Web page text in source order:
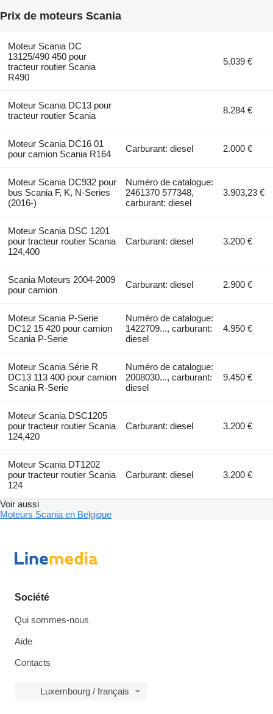
Prix de moteurs Scania
Moteur Scania DC
13125/490 450 pour
tracteur routier Scania
R490
5.039 €
Moteur Scania DC13 pour
tracteur routier Scania
8.284 €
Moteur Scania DC16 01
pour camion Scania R164
Carburant: diesel 2.000 €
Moteur Scania DC932 pour
bus Scania F, K, N-Series
(2016-)
Numéro de catalogue:
2461370 577348,
carburant: diesel
3.903,23 €
Moteur Scania DSC 1201
pour tracteur routier Scania
124,400
Carburant: diesel 3.200 €
Scania Moteurs 2004-2009
pour camion
Carburant: diesel 2.900 €
Moteur Scania P-Serie
DC12 15 420 pour camion
Scania P-Serie
Numéro de catalogue:
1422709..., carburant:
diesel
4.950 €
Moteur Scania Série R
DC13 113 400 pour camion
Scania R-Serie
Numéro de catalogue:
2008030..., carburant:
diesel
9.450 €
Moteur Scania DSC1205
pour tracteur routier Scania
124,420
Carburant: diesel 3.200 €
Moteur Scania DT1202
pour tracteur routier Scania
124
Carburant: diesel 3.200 €
Voir aussi
Moteurs Scania en Belgique
Société
Qui sommes-nous
Aide
Contacts
Luxembourg / français